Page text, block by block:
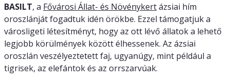
BASILT, a Fővárosi Állat- és Növénykertázsiai hím
oroszlánját fogadtuk idén örökbe. Ezzel támogatjuk a
városligeti létesítményt, hogy az ott lévő állatok a lehető
legjobb körülmények között élhessenek. Az ázsiai
oroszlán veszélyeztetett faj, ugyanúgy, mint például a
tigrisek, az elefántok és az orrszarvúak.